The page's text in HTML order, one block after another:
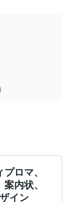
ロマ、
内状、
イン